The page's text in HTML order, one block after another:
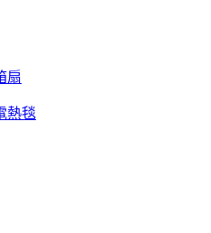
扇
熱毯